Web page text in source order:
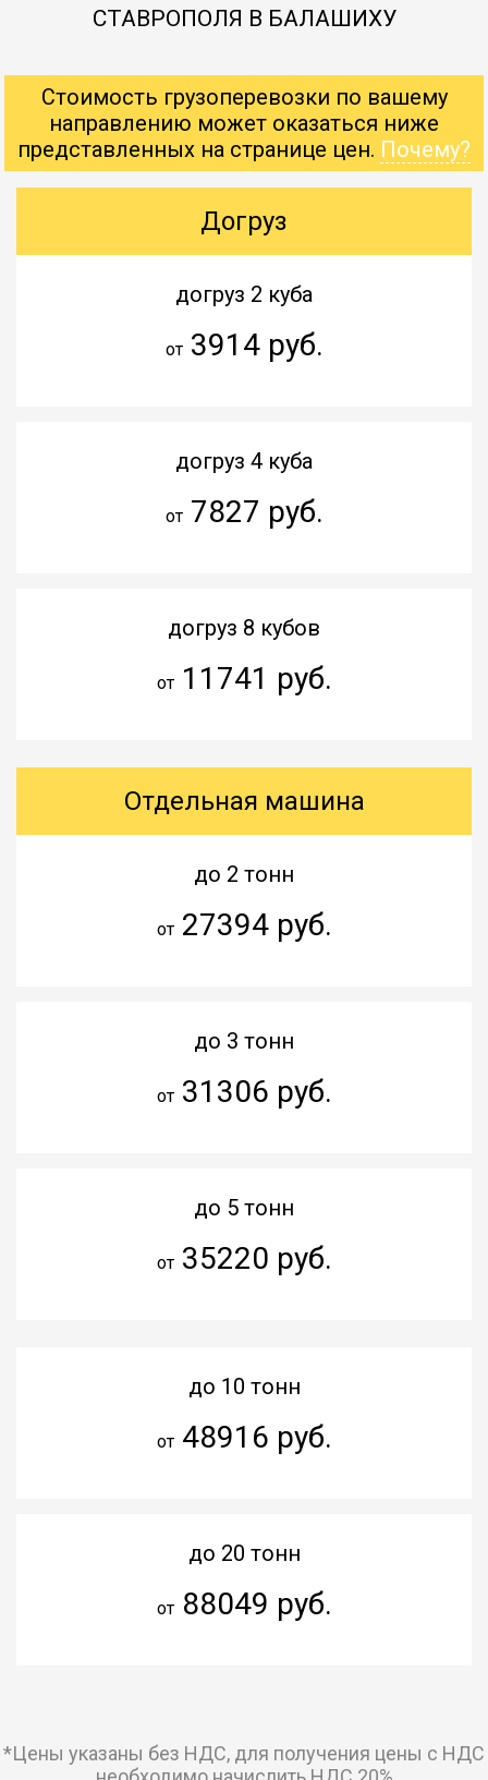
СТАВРОПОЛЯ В БАЛАШИХУ
Стоимость грузоперевозки по вашему
направлению может оказаться ниже
представленных на странице цен. Почему?
Догруз
догруз 2 куба
от3914 руб.
догруз 4 куба
от7827 руб.
догруз 8 кубов
от11741 руб.
Отдельная машина
до 2 тонн
от27394 руб.
до 3 тонн
от31306 руб.
до 5 тонн
от35220 руб.
до 10 тонн
от48916 руб.
до 20 тонн
от88049 руб.
*Цены указаны без НДС, для получения цены с НДС